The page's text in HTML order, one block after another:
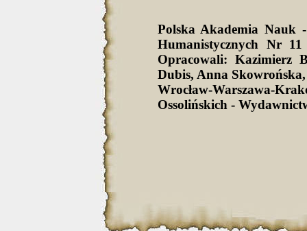
Polska Akademia Nauk
Humanistycznych Nr
Opracowali: Kazimierz
Dubis, Anna
Wrocław-Warszawa-
Ossolińskich -